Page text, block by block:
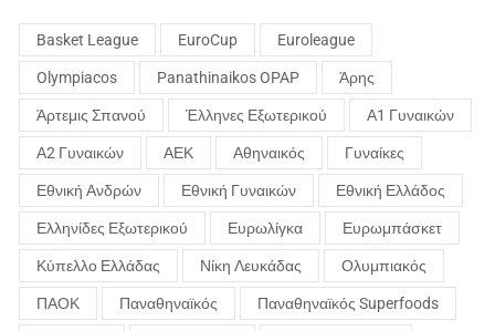
Basket League EuroCup Euroleague
Olympiacos Panathinaikos OPAP Άρης
Άρτεμις Σπανού Έλληνες Εξωτερικού Α1 Γυναικών
Α2 Γυναικών ΑΕΚ Αθηναικός Γυναίκες
Εθνική Ανδρών Εθνική Γυναικών Εθνική Ελλάδος
Ελληνίδες Εξωτερικού Ευρωλίγκα Ευρωμπάσκετ
Κύπελλο Ελλάδας Νίκη Λευκάδας Ολυμπιακός
ΠΑΟΚ Παναθηναϊκός Παναθηναϊκός Superfoods